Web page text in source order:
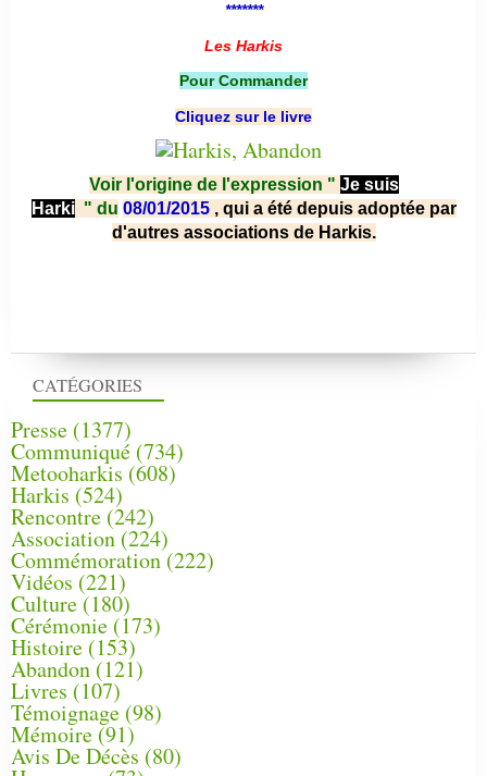
CATÉGORIES
Presse (1377)
Communiqué (734)
Metooharkis (608)
Harkis (524)
Rencontre (242)
Association (224)
Commémoration(222)
Vidéos (221)
Culture(180)
Cérémonie (173)
Histoire (153)
Abandon(121)
Livres (107)
Témoignage (98)
Mémoire (91)
Avis De Décès (80)
*******
Les Harkis
Pour Commander
Cliquez sur le livre
Voir l'origine de l'expression " Je suis
Harki " du 08/01/2015 , qui a été depuis adoptée par
d'autres associations de Harkis.